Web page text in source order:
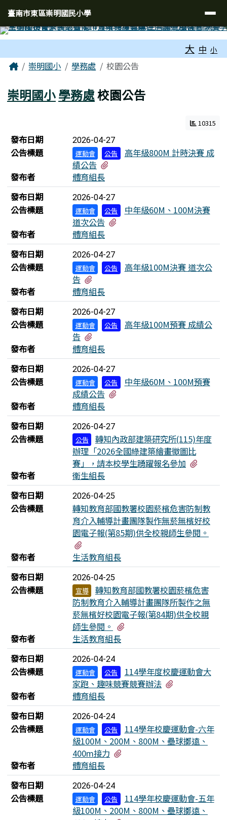
臺南市東區崇明國民小學
導覽列
臺南市東區崇明國民小學
大 中 小
主內容區域
Home崇明國小 學務處 校園公告
崇明國小學務處校園公告
10315
新聞列表
發布日期 2026-04-27
公告標題 運動會 公告
高年級800M 計時決賽 成
績公告
發布者
體育組長
發布日期
2026-04-27
公告標題 運動會 公告
中年級60M、100M決賽
道次公告
發布者
體育組長
發布日期
2026-04-27
公告標題 運動會 公告
高年級100M決賽 道次公
告
發布者
體育組長
發布日期
2026-04-27
公告標題 運動會 公告
高年級100M預賽 成績公
告
發布者
體育組長
發布日期
2026-04-27
公告標題 運動會 公告
中年級60M、100M預賽
成績公告
發布者
體育組長
發布日期
2026-04-27
公告標題 公告
轉知內政部建築研究所(115)年度
辦理「2026全國綠建築繪畫徵圖比
賽」，請本校學生踴躍報名參加
發布者
衛生組長
發布日期
2026-04-25
公告標題
轉知教育部國教署校園菸檳危害防制教
育介入輔導計畫團隊製作無菸無檳好校
園電子報(第85期)供全校親師生參閱。
發布者
生活教育組長
發布日期
2026-04-25
公告標題 宣導
轉知教育部國教署校園菸檳危害
防制教育介入輔導計畫團隊所製作之無
菸無檳好校園電子報(第84期)供全校親
師生參閱。
發布者
生活教育組長
發布日期
2026-04-24
公告標題 運動會 公告
114學年度校慶運動會大
家跑、趣味競賽競賽辦法
發布者
體育組長
發布日期
2026-04-24
公告標題 運動會 公告
114學年校慶運動會-六年
級100M、200M、800M、壘球擲遠、
400m接力
發布者
體育組長
發布日期
2026-04-24
公告標題 運動會 公告
114學年校慶運動會-五年
級100M、200M、800M、壘球擲遠、
頁尾區域